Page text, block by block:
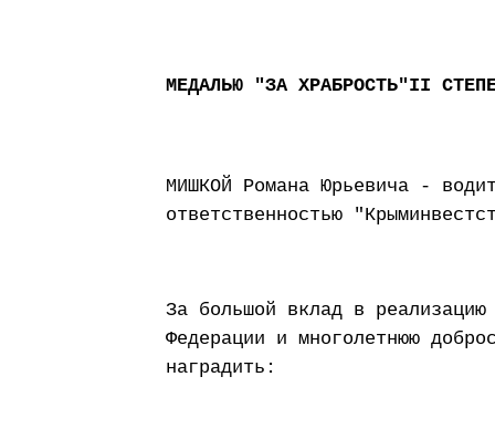
МЕДАЛЬЮ "ЗА ХРАБРОСТЬ"II
МИШКОЙ Романа Юрьевича -
ответственностью
За большой вклад в реализацию
Федерации и многолетнюю
наградить: